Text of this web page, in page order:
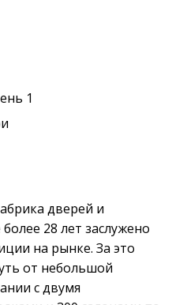
1
дверей и
28 лет заслужено
на рынке. За это
от небольшой
с двумя